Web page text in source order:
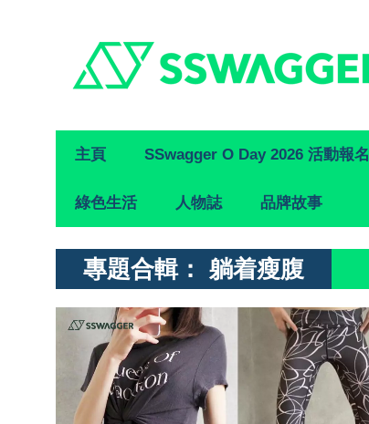
Primary
Navigation
主頁 SSwagger O Day 2026 活動報名
綠色生活 人物誌 品牌故事
專題合輯： 躺着瘦腹